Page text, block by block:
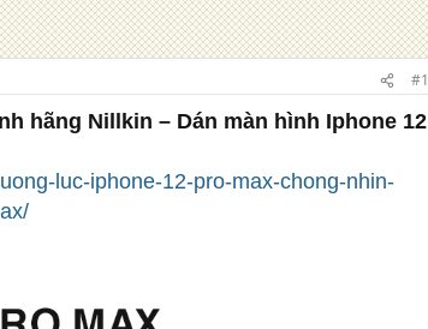
#1
hãng Nillkin – Dán màn hình Iphone 12
luc-iphone-12-pro-max-chong-nhin-